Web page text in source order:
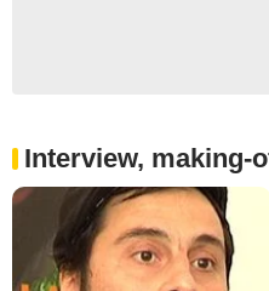
Interview, making-